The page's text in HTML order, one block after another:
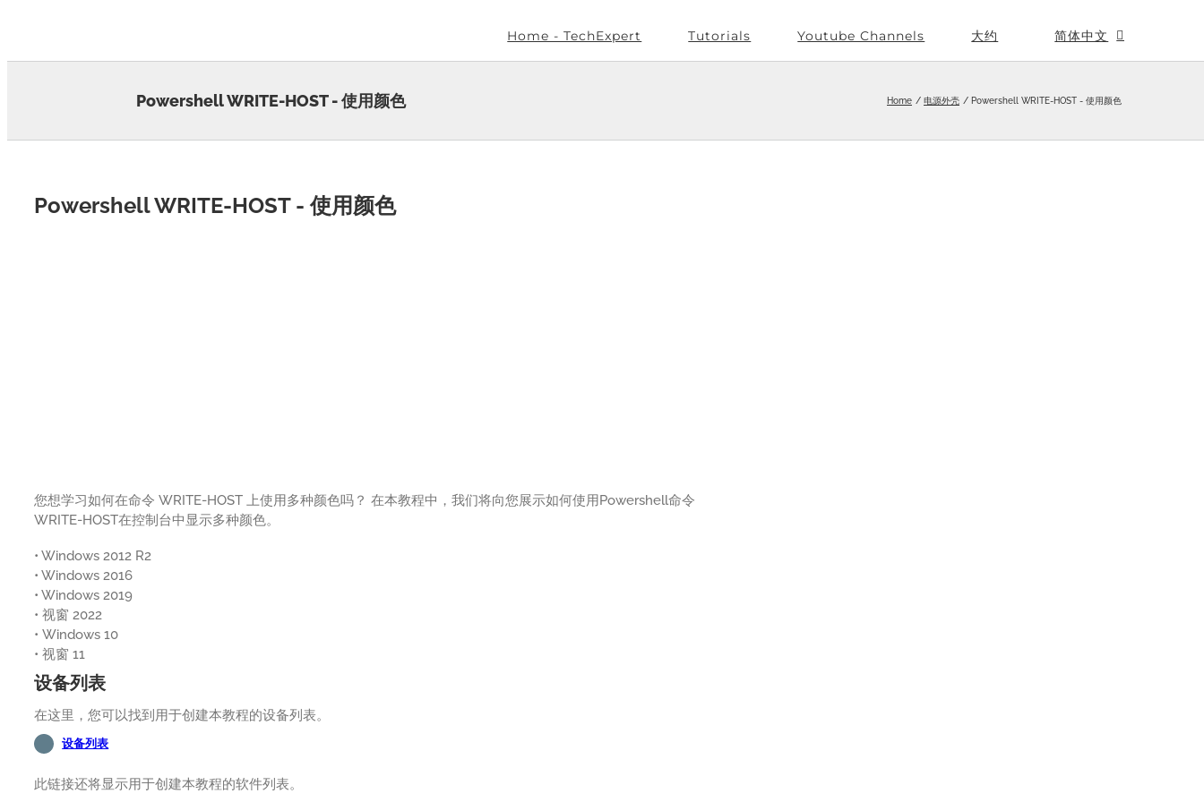
Home - TechExpert Tutorials Youtube Channels 大约 简体中文
Powershell WRITE-HOST - 使用颜色 Home 电源外壳 Powershell WRITE-HOST - 使用颜色
Powershell WRITE-HOST - 使用颜色
您想学习如何在命令 WRITE-HOST 上使用多种颜色吗？ 在本教程中，我们将向您展示如何使用Powershell命令
WRITE-HOST在控制台中显示多种颜色。
• Windows 2012 R2
• Windows 2016
• Windows 2019
• 视窗 2022
• Windows 10
• 视窗 11
设备列表
在这里，您可以找到用于创建本教程的设备列表。
设备列表
此链接还将显示用于创建本教程的软件列表。